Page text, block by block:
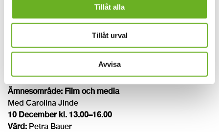
Tillåt alla
Tillåt urval
Avvisa
Metoder och praktiker, Koncept och komposition
Föreläsning och presentation av Kent Olofsson
3 december kl. 13.00–16.00
Värd:Kent Olofsson, Anne Gry Haugland
Ämnesområde: Film och media
Med Carolina Jinde
10 December kl. 13.00–16.00
Värd: Petra Bauer